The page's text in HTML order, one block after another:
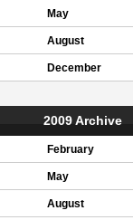
May
August
December
2009 Archive
February
May
August